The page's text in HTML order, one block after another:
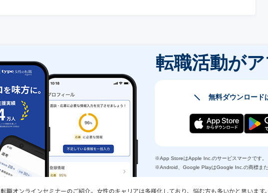
転職活動がア
無料ダウンロード
※App StoreはApple Inc.のサービスマークです。
※Android、Google PlayはGoogle Inc.の商標また
転職オンラインセミナーのご紹介。女性のキャリアは多様化しており、悩む方も多いかと思いま